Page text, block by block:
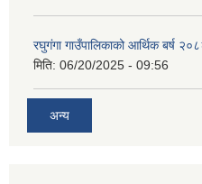
रघुगंगा गाउँपालिकाको आर्थिक बर्ष
मिति: 06/20/2025 - 09:56
अन्य